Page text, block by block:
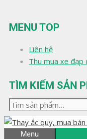
đến
nội
MENU TOP
Liên hệ
Thu mua xe đạp
TÌM KIẾM SẢN
Tìm
kiếm:
Menu